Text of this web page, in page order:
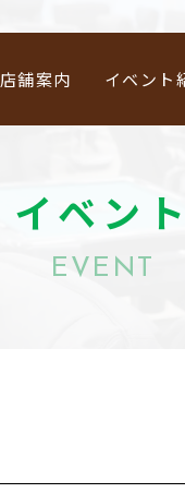
店舗案内 イベント
イベント
EVENT